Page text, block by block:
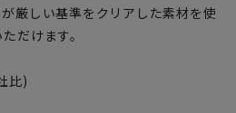
厳しい基準をクリアした素材を使
だけます。
比)